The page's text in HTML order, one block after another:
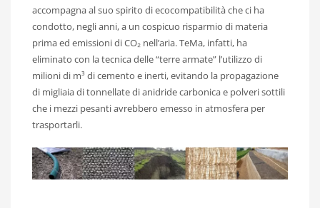
accompagna al suo spirito di ecocompatibilità che ci ha
condotto, negli anni, a un cospicuo risparmio di materia
prima ed emissioni di CO₂ nell’aria. TeMa, infatti, ha
eliminato con la tecnica delle “terre armate” l’utilizzo di
milioni di m³ di cemento e inerti, evitando la propagazione
di migliaia di tonnellate di anidride carbonica e polveri sottili
che i mezzi pesanti avrebbero emesso in atmosfera per
trasportarli.